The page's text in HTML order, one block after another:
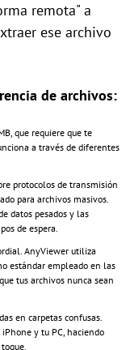
remota" a
ese archivo
de archivos:
que requiere que te
a través de diferentes
protocolos de transmisión
para archivos masivos.
datos pesados y las
de espera.
AnyViewer utiliza
estándar empleado en las
tus archivos nunca sean
en carpetas confusas.
y tu PC, haciendo